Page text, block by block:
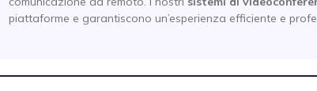
piattaforme e garantiscono un’esperienza efficiente e